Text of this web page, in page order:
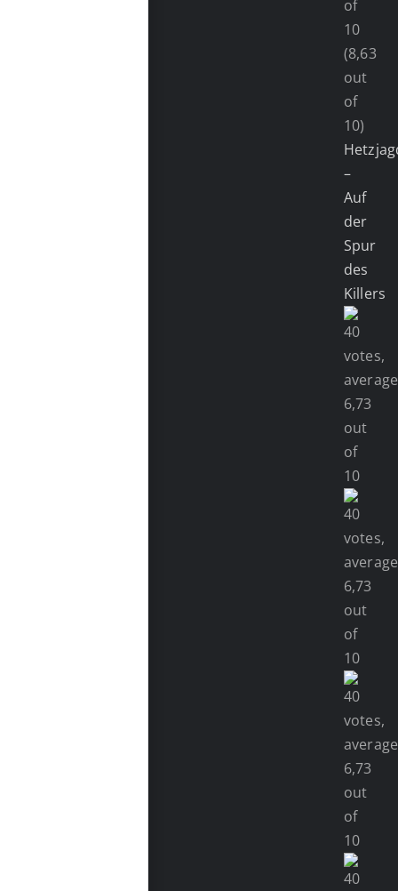
(8,63
out
of
10)
–
Auf
der
Spur
des
Killers